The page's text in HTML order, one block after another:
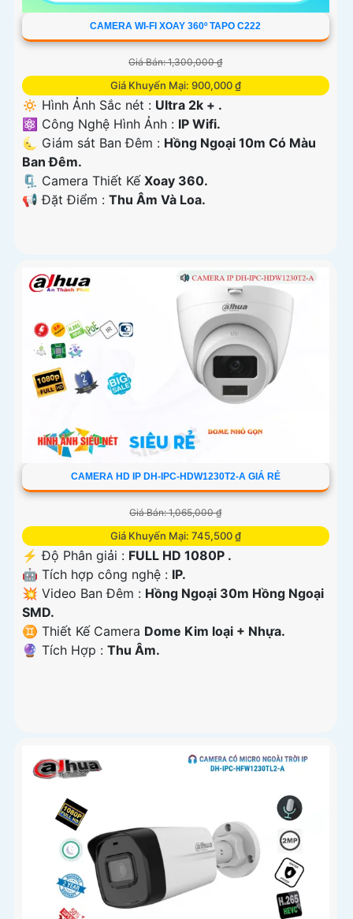
CAMERA WI-FI XOAY 360º TAPO C222
Giá Bán: 1,300,000 ₫
Giá Khuyến Mại: 900,000 ₫
🔅 Hình Ảnh Sắc nét : Ultra 2k + .
⚛️ Công Nghệ Hình Ảnh : IP Wifi.
🌜 Giám sát Ban Đêm : Hồng Ngoại 10m Có Màu
Ban Ðêm.
🗜️ Camera Thiết Kế Xoay 360.
️📢 Đặt Điểm : Thu Âm Và Loa.
CAMERA HD IP DH-IPC-HDW1230T2-A GIÁ RẺ
Giá Bán: 1,065,000 ₫
Giá Khuyến Mại: 745,500 ₫
️⚡ Độ Phân giải : FULL HD 1080P .
🤖️ Tích hợp công nghệ : IP.
💥 Video Ban Đêm : Hồng Ngoại 30m Hồng Ngoại
SMD.
♊ Thiết Kế Camera Dome Kim loại + Nhựa.
️🔮 Tích Hợp : Thu Âm.